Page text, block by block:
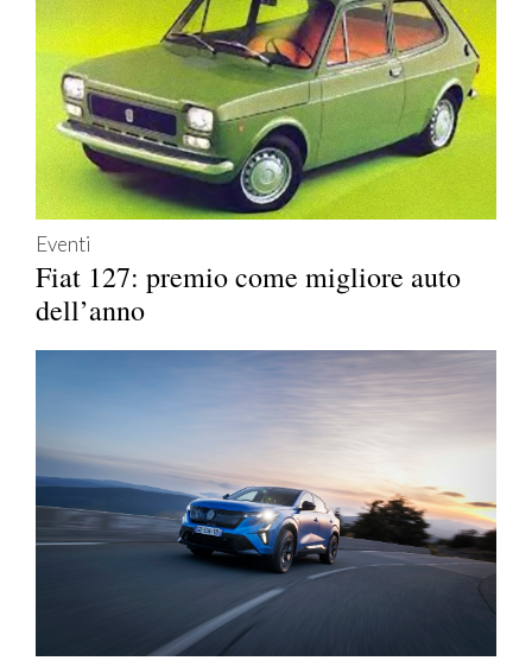
Eventi
Fiat 127: premio come migliore auto
dell’anno